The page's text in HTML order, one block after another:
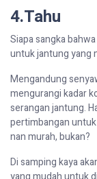
4.Tahu
Siapasangkabahwa
untukjantungyang
Mengandung
mengurangikadar
seranganjantung.
pertimbanganuntuk
nanmurah,bukan?
Disampingkaya